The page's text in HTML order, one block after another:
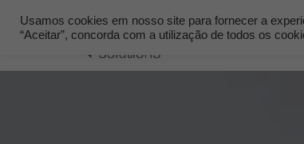
Usamos cookies em nosso site para fornecer a
“Aceitar”, concorda com a utilização de todos os